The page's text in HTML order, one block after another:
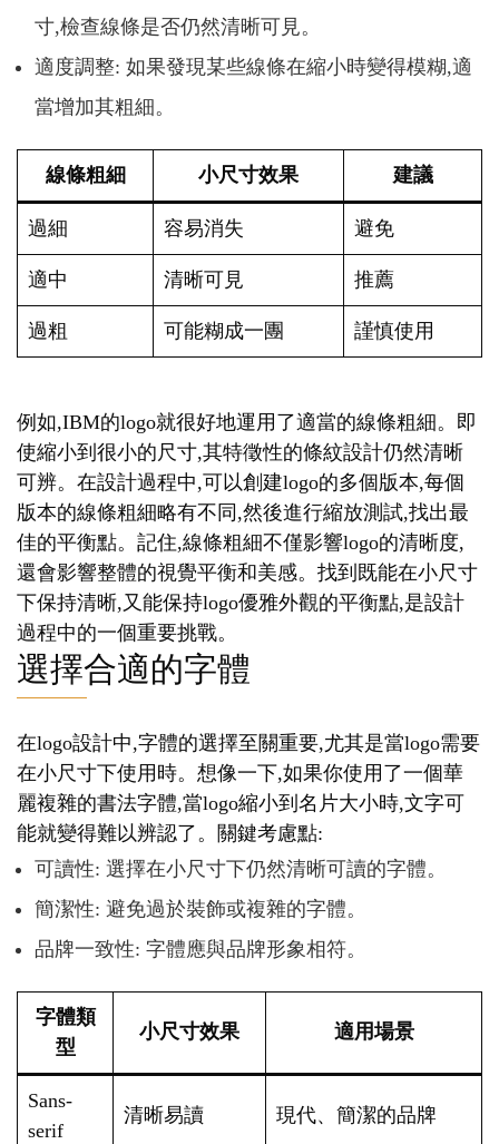
寸,檢查線條是否仍然清晰可見。
適度調整: 如果發現某些線條在縮小時變得模糊,適
當增加其粗細。
線條粗細 小尺寸效果 建議
過細 容易消失 避免
適中 清晰可見 推薦
過粗 可能糊成一團 謹慎使用
例如,IBM的logo就很好地運用了適當的線條粗細。即
使縮小到很小的尺寸,其特徵性的條紋設計仍然清晰
可辨。在設計過程中,可以創建logo的多個版本,每個
版本的線條粗細略有不同,然後進行縮放測試,找出最
佳的平衡點。記住,線條粗細不僅影響logo的清晰度,
還會影響整體的視覺平衡和美感。找到既能在小尺寸
下保持清晰,又能保持logo優雅外觀的平衡點,是設計
過程中的一個重要挑戰。
選擇合適的字體
在logo設計中,字體的選擇至關重要,尤其是當logo需要
在小尺寸下使用時。想像一下,如果你使用了一個華
麗複雜的書法字體,當logo縮小到名片大小時,文字可
能就變得難以辨認了。關鍵考慮點:
可讀性: 選擇在小尺寸下仍然清晰可讀的字體。
簡潔性: 避免過於裝飾或複雜的字體。
品牌一致性: 字體應與品牌形象相符。
字體類
型
小尺寸效果 適用場景
Sans-
serif
清晰易讀 現代、簡潔的品牌